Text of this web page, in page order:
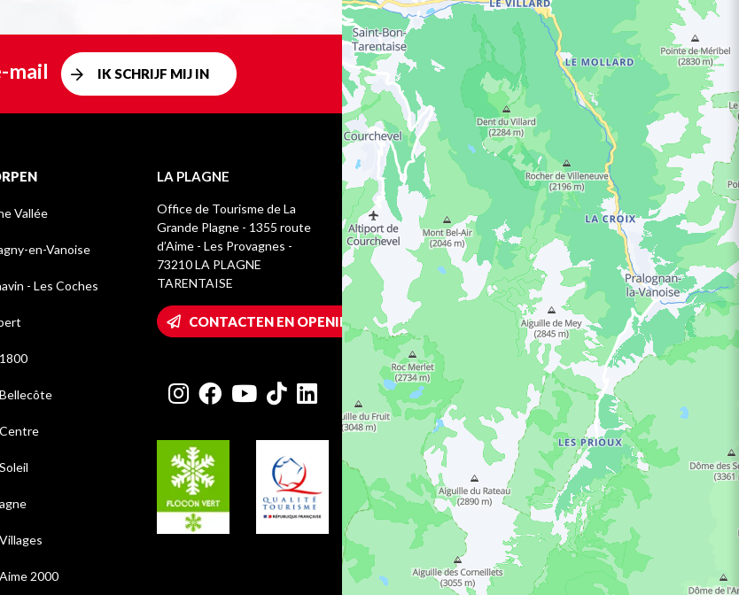
mail IK SCHRIJF MIJ IN
Vallée
en-Vanoise
- Les Coches
2000
LA PLAGNE
Office de Tourisme de La
Grande Plagne - 1355 route
d’Aime - Les Provagnes -
73210 LA PLAGNE
TARENTAISE
CONTACTEN EN OPENINGSTIJDEN